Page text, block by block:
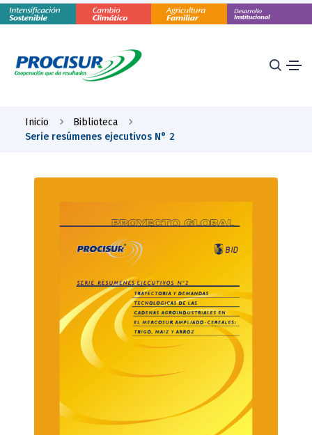
Inicio
Biblioteca
Serie resúmenes ejecutivos N° 2